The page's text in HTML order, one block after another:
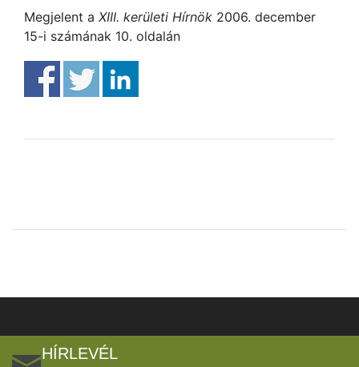
Megjelent a XIII. kerületi Hírnök 2006. december
15-i számának 10. oldalán
HÍRLEVÉL